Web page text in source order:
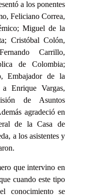
a los ponentes
Feliciano Correa,
Miguel de la
Cristóbal Colón,
Carrillo,
de Colombia;
Embajador de la
Enrique Vargas,
de Asuntos
agradeció en
de la Casa de
, a los asistentes y
que intervino en
cuando este tipo
conocimiento se